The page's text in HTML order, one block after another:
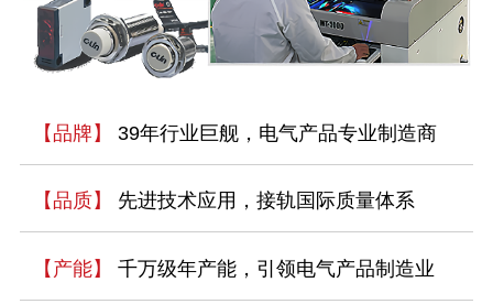
【品牌】 39年行业巨舰，电气产品专业制造商
【品质】 先进技术应用，接轨国际质量体系
【产能】 千万级年产能，引领电气产品制造业